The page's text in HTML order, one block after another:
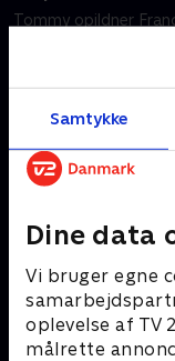
Samtykke
Dine data
Vi bruger egne
oplevelse af TV
målrette
Tommy opildner
1. maj 2023 • 57 min
Andre så også